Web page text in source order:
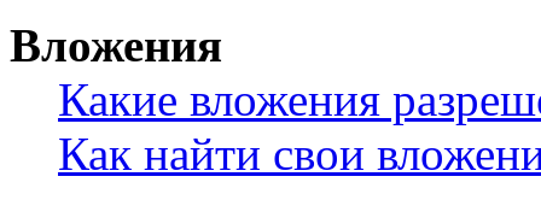
Вложения
Какие вложения
Как найти свои